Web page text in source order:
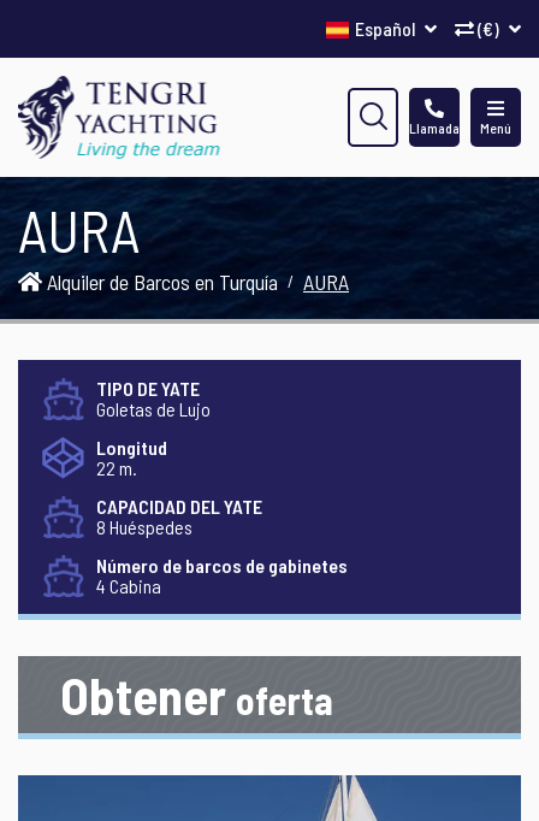
(€)
Español
Menú
Llamada
AURA
Alquiler de Barcos en Turquía AURA
TIPO DE YATE
Goletas de Lujo
Longitud
22 m.
CAPACIDAD DEL YATE
8 Huéspedes
Número de barcos de gabinetes
4 Cabina
Obtener oferta